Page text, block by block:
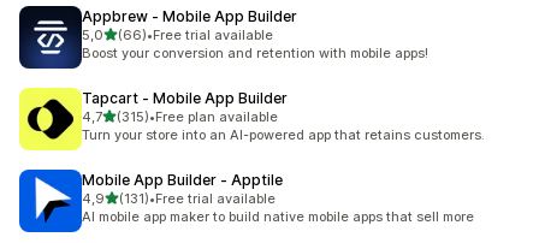
Appbrew ‑ Mobile App Builder
5,0de 5 estrelas
(66)
66 total de avaliações
•Free trial available
Boost your conversion and retention with mobile apps!
Tapcart ‑ Mobile App Builder
4,7de 5 estrelas
(315)
315 total de avaliações
•Free plan available
Turn your store into an AI-powered app that retains customers.
Mobile App Builder ‑ Apptile
4,9de 5 estrelas
(131)
131 total de avaliações
•Free trial available
AI mobile app maker to build native mobile apps that sell more